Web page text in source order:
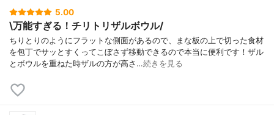
5.00
\万能すぎる！チリトリザルボウル/
ちりとりのようにフラットな側面があるので、まな板の上で切った食材
を包丁でサッとすくってこぼさず移動できるので本当に便利です！ザル
とボウルを重ねた時ザルの方が高さ…続きを見る